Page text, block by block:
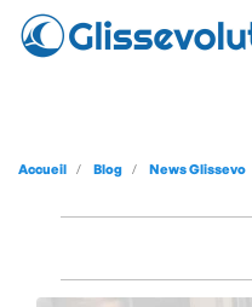
Accueil Blog News Glissevo